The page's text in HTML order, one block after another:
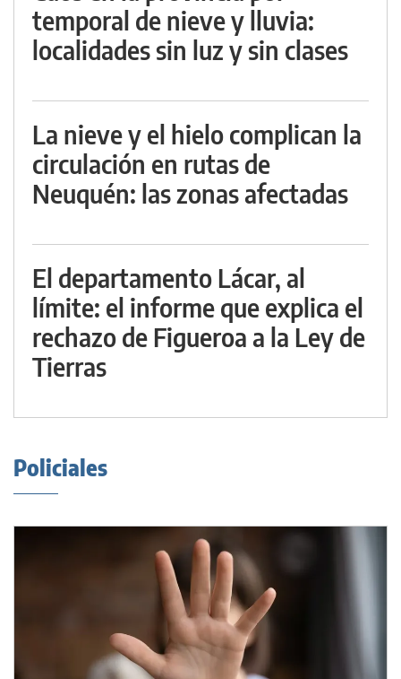
temporal de nieve y lluvia:
localidades sin luz y sin clases
La nieve y el hielo complican la
circulación en rutas de
Neuquén: las zonas afectadas
El departamento Lácar, al
límite: el informe que explica el
rechazo de Figueroa a la Ley de
Tierras
Policiales